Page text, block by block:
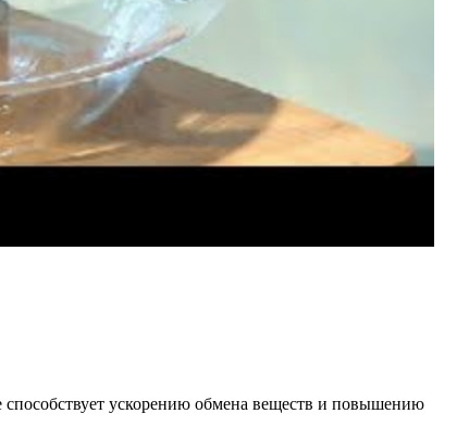
способствует ускорению обмена веществ и повышению